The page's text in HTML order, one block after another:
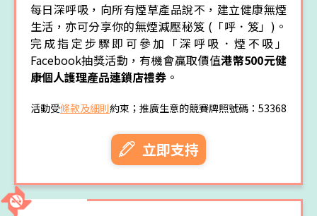
每日深呼吸，向所有煙草產品說不，建立健康無煙
生活，亦可分享你的無煙減壓秘笈 (「呼．笈」)。
完成指定步驟即可參加「深呼吸．煙不吸」
Facebook抽獎活動，有機會贏取價值港幣500元健
康個人護理產品連鎖店禮券 。
活動受條款及細則約束；推廣生意的競賽牌照號碼：53368
立即支持